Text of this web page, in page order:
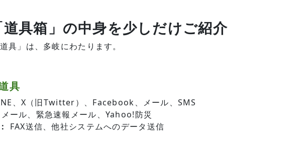
具箱」の中身を少しだけご紹介
具」は、多岐にわたります。
具
、X（旧Twitter）、Facebook、メール、SMS
ール、緊急速報メール、Yahoo!防災
FAX送信、他社システムへのデータ送信